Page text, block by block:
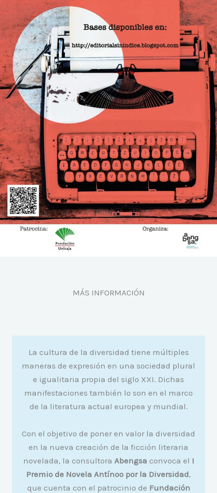
MÁS INFORMACIÓN
La cultura de la diversidad tiene múltiples
maneras de expresión en una sociedad plural
e igualitaria propia del siglo XXI. Dichas
manifestaciones también lo son en el marco
de la literatura actual europea y mundial.
Con el objetivo de poner en valor la diversidad
en la nueva creación de la ficción literaria
novelada, la consultora Abengsa convoca el I
Premio de Novela Antínoo por la Diversidad,
que cuenta con el patrocinio de Fundación